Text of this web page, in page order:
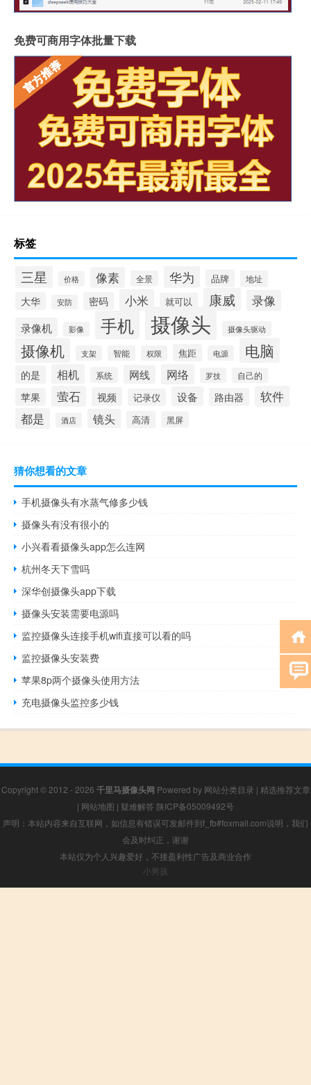
免费可商用字体批量下载
标签
三星 价格 像素 全景 华为 品牌 地址
大华 安防 密码 小米 就可以 康威 录像
录像机 影像 手机 摄像头 摄像头驱动
摄像机 支架 智能 权限 焦距 电源 电脑
的是 相机 系统 网线 网络 罗技 自己的
苹果 萤石 视频 记录仪 设备 路由器
软件
都是
酒店 镜头 高清 黑屏
猜你想看的文章
手机摄像头有水蒸气修多少钱
摄像头有没有很小的
小兴看看摄像头app怎么连网
杭州冬天下雪吗
深华创摄像头app下载
摄像头安装需要电源吗
监控摄像头连接手机wifi直接可以看的吗
监控摄像头安装费
苹果8p两个摄像头使用方法
充电摄像头监控多少钱
Copyright © 2012 - 2026 千里马摄像头网 Powered by 网站分类目录 | 精选推荐文章
| 网站地图 | 疑难解答 陕ICP备05009492号
声明：本站内容来自互联网，如信息有错误可发邮件到f_fb#foxmail.com说明，我们
会及时纠正，谢谢
本站仅为个人兴趣爱好，不接盈利性广告及商业合作
小男孩